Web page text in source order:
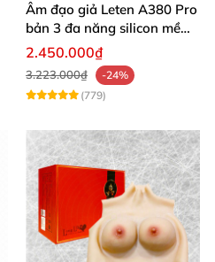
Âm đạo giả Leten A380 Pro
bản 3 đa năng silicon mềm
mại
2.450.000₫
3.223.000₫
-24%
(779)